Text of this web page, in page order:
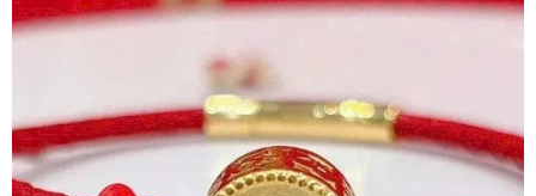
03/08/2026 10:50
Giáo hoàng Leo XIV ban hành Luật
Cơ bản mới của Vatican
03/08/2026 05:32